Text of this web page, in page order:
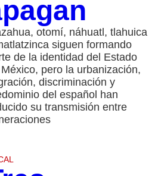
otomí, náhuatl, tlahuica
siguen formando
de la identidad del Estado
pero la urbanización,
discriminación y
del español han
su transmisión entre